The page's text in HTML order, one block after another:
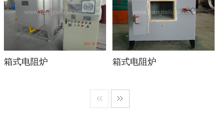
箱式电阻炉 箱式电阻炉